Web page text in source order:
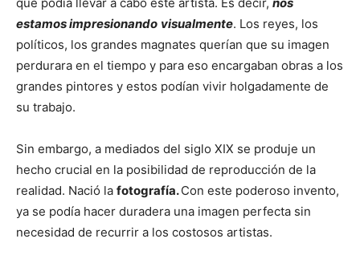
que podía llevar a cabo este artista. Es decir, nos
estamos impresionando visualmente. Los reyes, los
políticos, los grandes magnates querían que su imagen
perdurara en el tiempo y para eso encargaban obras a los
grandes pintores y estos podían vivir holgadamente de
su trabajo.
Sin embargo, a mediados del siglo XIX se produje un
hecho crucial en la posibilidad de reproducción de la
realidad. Nació la fotografía.Con este poderoso invento,
ya se podía hacer duradera una imagen perfecta sin
necesidad de recurrir a los costosos artistas.